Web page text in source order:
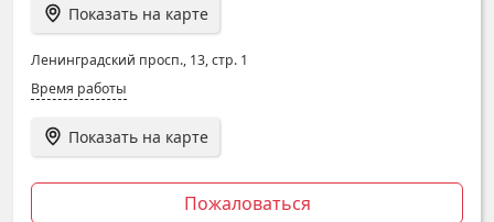
Показать на карте
Ленинградский просп., 13, стр. 1
Время работы
Показать на карте
Пожаловаться